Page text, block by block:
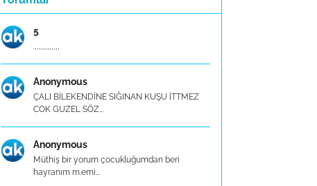
5
.,,,,,,,,,,,,
Anonymous
ÇALI BİLEKENDİNE SIĞINAN KUŞU İTTMEZ
COK GUZEL SÖZ...
Anonymous
Müthiş bir yorum çocukluğumdan beri
hayranım m.emi...